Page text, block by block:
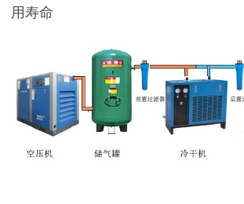
用寿命